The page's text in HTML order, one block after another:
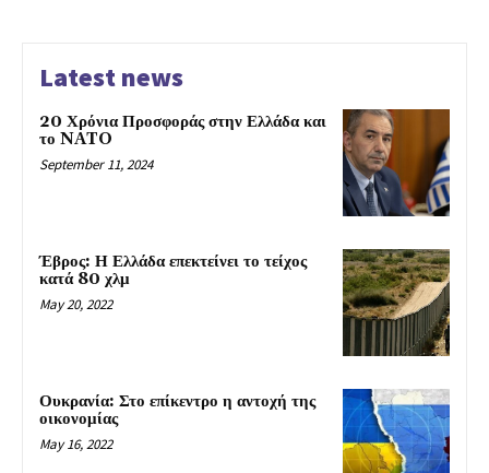
Latest news
20 Χρόνια Προσφοράς στην Ελλάδα και
το NATO
September 11, 2024
Έβρος: Η Ελλάδα επεκτείνει το τείχος
κατά 80 χλμ
May 20, 2022
Ουκρανία: Στο επίκεντρο η αντοχή της
οικονομίας
May 16, 2022